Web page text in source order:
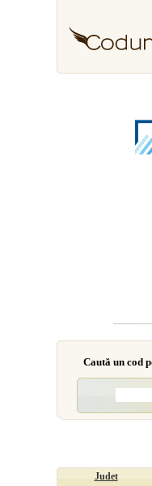
Caută un cod
Judet